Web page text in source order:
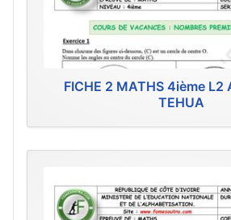
FICHE 2 MATHS 4ième L2
TEHUA